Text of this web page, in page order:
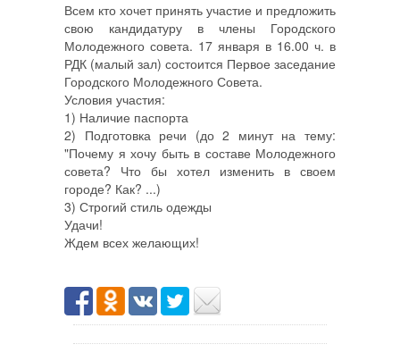
Всем кто хочет принять участие и предложить
свою кандидатуру в члены Городского
Молодежного совета. 17 января в 16.00 ч. в
РДК (малый зал) состоится Первое заседание
Городского Молодежного Совета.
Условия участия:
1) Наличие паспорта
2) Подготовка речи (до 2 минут на тему:
"Почему я хочу быть в составе Молодежного
совета? Что бы хотел изменить в своем
городе? Как? ...)
3) Строгий стиль одежды
Удачи!
Ждем всех желающих!